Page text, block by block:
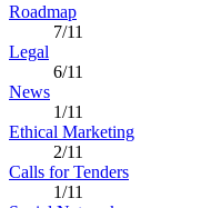
Roadmap
7/11
Legal
6/11
News
1/11
Ethical Marketing
2/11
Calls for Tenders
1/11